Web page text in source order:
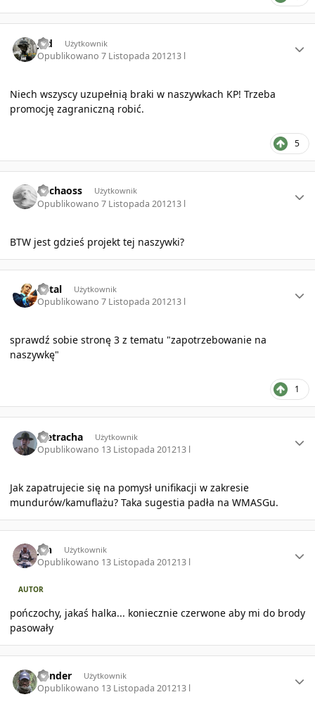
Jed Użytkownik
Opublikowano7 Listopada 201213 l
Niech wszyscy uzupełnią braki w naszywkach KP! Trzeba
promocję zagraniczną robić.
5
Michaoss Użytkownik
Opublikowano7 Listopada 201213 l
BTW jest gdzieś projekt tej naszywki?
Retal Użytkownik
Opublikowano7 Listopada 201213 l
sprawdź sobie stronę 3 z tematu "zapotrzebowanie na
naszywkę"
1
Pietracha Użytkownik
Opublikowano 13 Listopada 201213 l
Jak zapatrujecie się na pomysł unifikacji w zakresie
mundurów/kamuflażu? Taka sugestia padła na WMASGu.
jan Użytkownik
Opublikowano 13 Listopada 201213 l
AUTOR
pończochy, jakaś halka... koniecznie czerwone aby mi do brody
pasowały
bender Użytkownik
Opublikowano 13 Listopada 201213 l